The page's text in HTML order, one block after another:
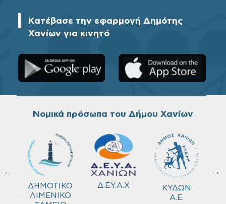
Κατέβασε την εφαρμογή Δημότης
Χανίων για κινητό
Νομικά πρόσωπα του Δήμου Χανίων
←
ΔΗΜΟΤΙΚΟ
ΛΙΜΕΝΙΚΟ
Δ.Ε.Υ.Α.Χ
ΚΥΔΩΝ
Α.Ε.
→